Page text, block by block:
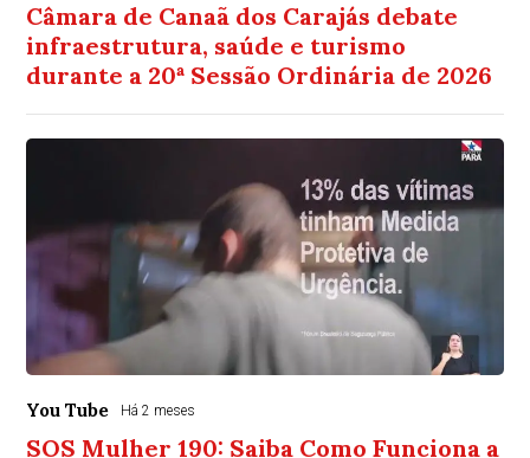
Câmara de Canaã dos Carajás debate
infraestrutura, saúde e turismo
durante a 20ª Sessão Ordinária de 2026
You Tube Há 2 meses
SOS Mulher 190: Saiba Como Funciona a